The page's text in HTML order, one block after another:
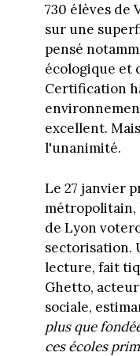
730 élèves de
sur une
pensé
écologique et
Certification
excellent.
l'unanimité.
Le 27 janvier
métropolitain,
de Lyon
sectorisation.
lecture, fait
Ghetto,
sociale,
plus que
ces écoles